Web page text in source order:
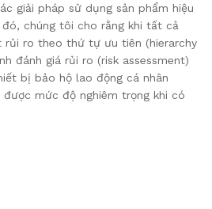
giải pháp sử dụng sản phẩm hiệu
chúng tôi cho rằng khi tất cả
rủi ro theo thứ tự ưu tiên (hierarchy
đánh giá rủi ro (risk assessment)
bị bảo hộ lao động cá nhân
được mức độ nghiêm trọng khi có